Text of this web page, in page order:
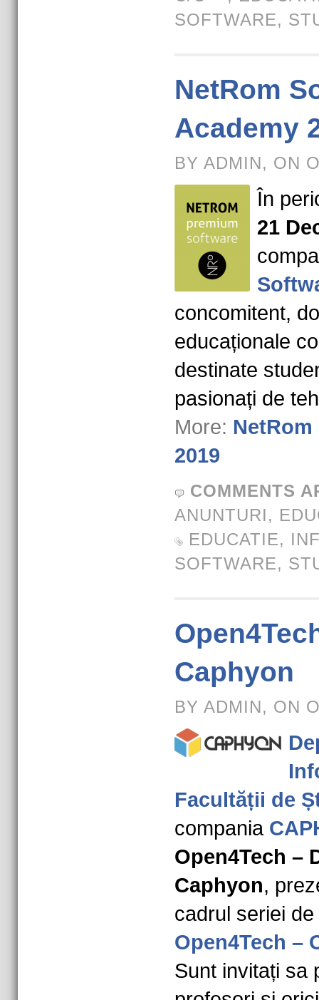
SOFTWARE,
NetRom
Academy
BY ADMIN, ON
În
21
concomitent,
educaționale
destinate
pasionați de
More:
2019
COMMENTS
ANUNTURI,
EDUCATIE,
SOFTWARE,
Caphyon
BY ADMIN, ON
Facultății de
compania
Open4Tech –
Caphyon,
cadrul seriei
Open4Tech –
Sunt invitați sa